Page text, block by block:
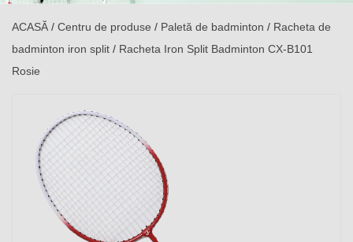
ACASĂ / Centru de produse / Paletă de badminton / Racheta de
badminton iron split / Racheta Iron Split Badminton CX-B101
Rosie